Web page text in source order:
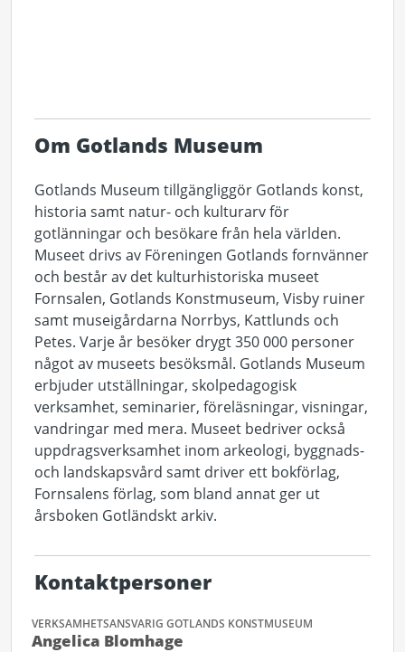
Om Gotlands Museum
Gotlands Museum tillgängliggör Gotlands konst,
historia samt natur- och kulturarv för
gotlänningar och besökare från hela världen.
Museet drivs av Föreningen Gotlands fornvänner
och består av det kulturhistoriska museet
Fornsalen, Gotlands Konstmuseum, Visby ruiner
samt museigårdarna Norrbys, Kattlunds och
Petes. Varje år besöker drygt 350 000 personer
något av museets besöksmål. Gotlands Museum
erbjuder utställningar, skolpedagogisk
verksamhet, seminarier, föreläsningar, visningar,
vandringar med mera. Museet bedriver också
uppdragsverksamhet inom arkeologi, byggnads-
och landskapsvård samt driver ett bokförlag,
Fornsalens förlag, som bland annat ger ut
årsboken Gotländskt arkiv.
Kontaktpersoner
VERKSAMHETSANSVARIG GOTLANDS KONSTMUSEUM
Angelica Blomhage